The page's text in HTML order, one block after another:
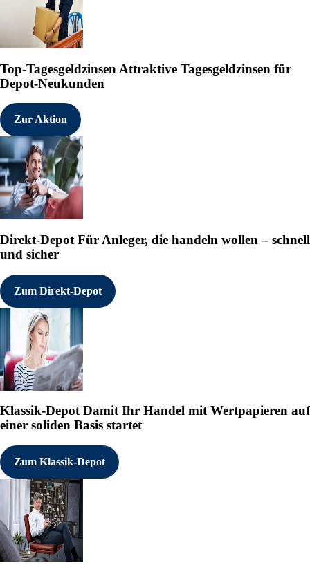
Top-Tagesgeldzinsen Attraktive Tagesgeldzinsen für
Depot-Neukunden
Zur Aktion
Direkt-Depot Für Anleger, die handeln wollen – schnell
und sicher
Zum Direkt-Depot
Klassik-DepotDamit Ihr Handel mit Wertpapieren auf
einer soliden Basis startet
Zum Klassik-Depot